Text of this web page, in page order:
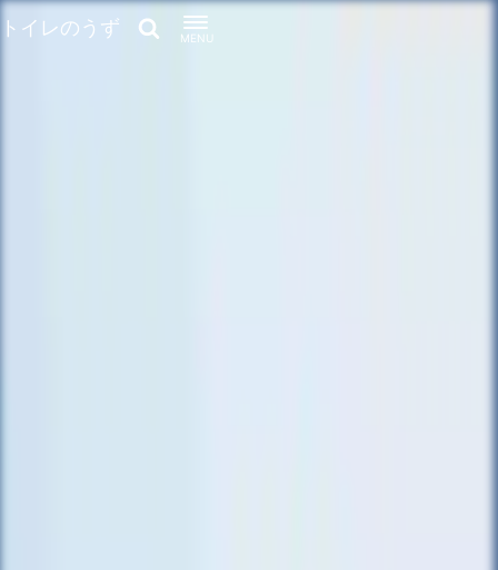
トイレのうず MENU